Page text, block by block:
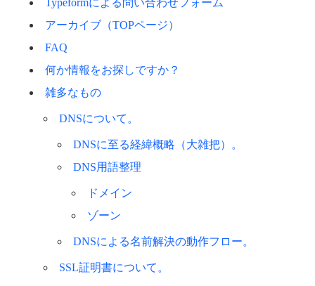
アーカイブ（TOPページ）
FAQ
何か情報をお探しですか？
雑多なもの
DNSについて。
DNSに至る経緯概略（大雑把）。
DNS用語整理
ドメイン
ゾーン
DNSによる名前解決の動作フロー。
SSL証明書について。